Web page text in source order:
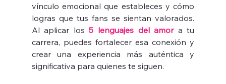
vínculo emocional que estableces y cómo
logras que tus fans se sientan valorados.
Al aplicar los 5 lenguajes del amor a tu
carrera, puedes fortalecer esa conexión y
crear una experiencia más auténtica y
significativa para quienes te siguen.